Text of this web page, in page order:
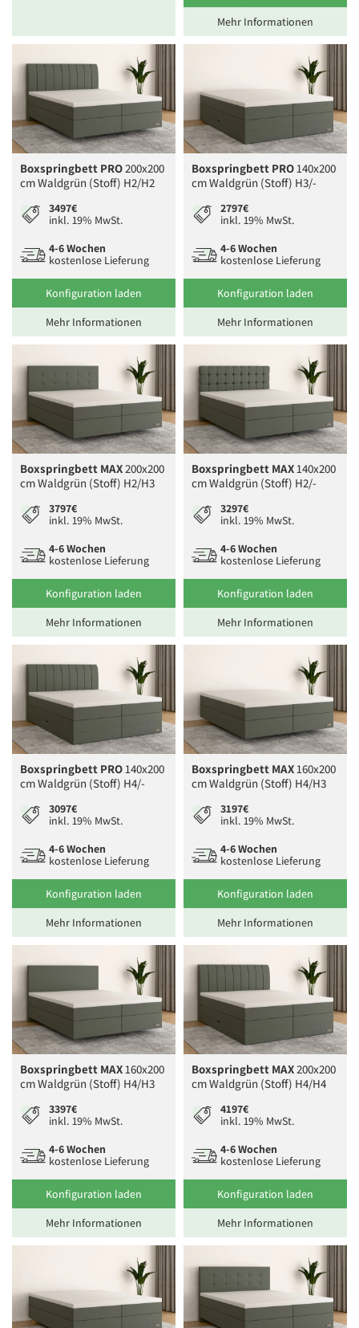
Mehr Informationen
Boxspringbett PRO200x200
cm Waldgrün (Stoff) H2/H2
3497€
inkl. 19% MwSt.
4-6 Wochen
kostenlose Lieferung
Konfiguration laden
Mehr Informationen
Boxspringbett PRO140x200
cm Waldgrün (Stoff) H3/-
2797€
inkl. 19% MwSt.
4-6 Wochen
kostenlose Lieferung
Konfiguration laden
Mehr Informationen
Boxspringbett MAX200x200
cm Waldgrün (Stoff) H2/H3
3797€
inkl. 19% MwSt.
4-6 Wochen
kostenlose Lieferung
Konfiguration laden
Mehr Informationen
Boxspringbett MAX140x200
cm Waldgrün (Stoff) H2/-
3297€
inkl. 19% MwSt.
4-6 Wochen
kostenlose Lieferung
Konfiguration laden
Mehr Informationen
Boxspringbett PRO140x200
cm Waldgrün (Stoff) H4/-
3097€
inkl. 19% MwSt.
4-6 Wochen
kostenlose Lieferung
Konfiguration laden
Mehr Informationen
Boxspringbett MAX160x200
cm Waldgrün (Stoff) H4/H3
3197€
inkl. 19% MwSt.
4-6 Wochen
kostenlose Lieferung
Konfiguration laden
Mehr Informationen
Boxspringbett MAX160x200
cm Waldgrün (Stoff) H4/H3
3397€
inkl. 19% MwSt.
4-6 Wochen
kostenlose Lieferung
Konfiguration laden
Mehr Informationen
Boxspringbett MAX200x200
cm Waldgrün (Stoff) H4/H4
4197€
inkl. 19% MwSt.
4-6 Wochen
kostenlose Lieferung
Konfiguration laden
Mehr Informationen